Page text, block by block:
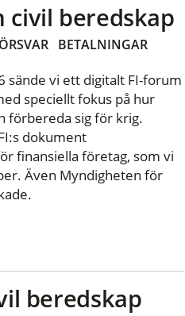
civil beredskap
BETALNINGAR
sände vi ett digitalt FI-forum
speciellt fokus på hur
förbereda sig för krig.
dokument
finansiella företag, som vi
Även Myndigheten för
beredskap